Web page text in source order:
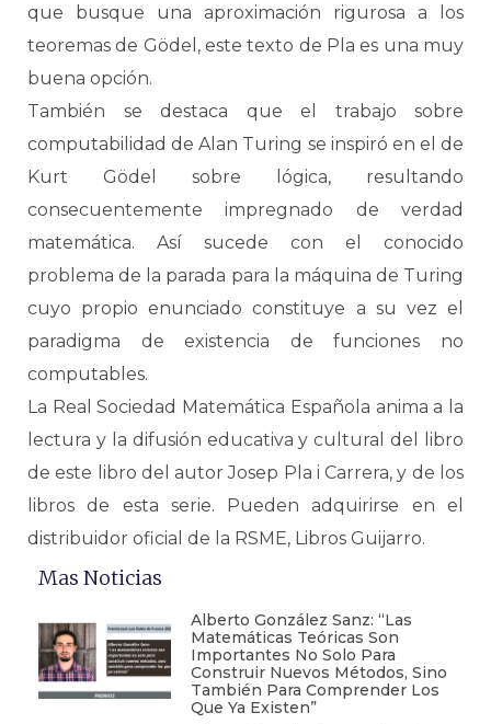
que busque una aproximación rigurosa a los
teoremas de Gödel, este texto de Pla es una muy
buena opción.
También se destaca que el trabajo sobre
computabilidad de Alan Turing se inspiró en el de
Kurt Gödel sobre lógica, resultando
consecuentemente impregnado de verdad
matemática. Así sucede con el conocido
problema de la parada para la máquina de Turing
cuyo propio enunciado constituye a su vez el
paradigma de existencia de funciones no
computables.
La Real Sociedad Matemática Española anima a la
lectura y la difusión educativa y cultural del libro
de este libro del autor Josep Pla i Carrera, y de los
libros de esta serie. Pueden adquirirse en el
distribuidor oficial de la RSME, Libros Guijarro.
Mas Noticias
Alberto González Sanz: “Las
Matemáticas Teóricas Son
Importantes No Solo Para
Construir Nuevos Métodos, Sino
También Para Comprender Los
Que Ya Existen”